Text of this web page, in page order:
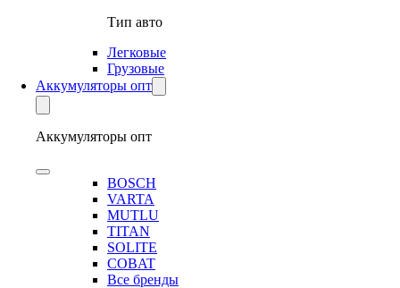
Тип авто
Легковые
Грузовые
Аккумуляторы опт
Аккумуляторы опт
BOSCH
VARTA
MUTLU
TITAN
SOLITE
COBAT
Все бренды